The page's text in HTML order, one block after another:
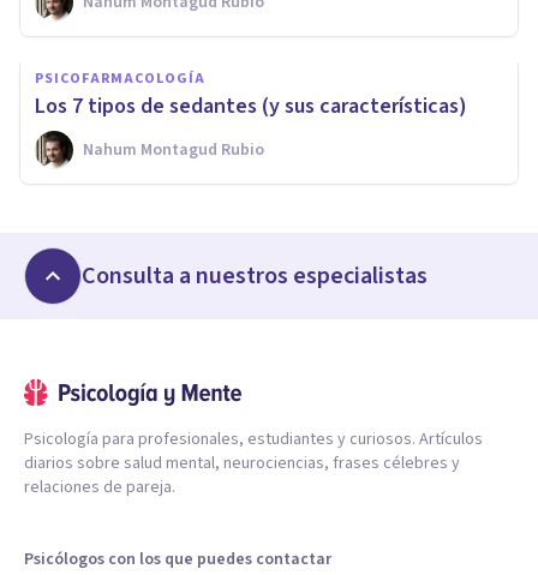
PSICOFARMACOLOGÍA
Los 7 tipos de sedantes (y sus características)
Nahum Montagud Rubio
Consulta a nuestros especialistas
Psicología para profesionales, estudiantes y curiosos. Artículos
diarios sobre salud mental, neurociencias, frases célebres y
relaciones de pareja.
Psicólogos con los que puedes contactar